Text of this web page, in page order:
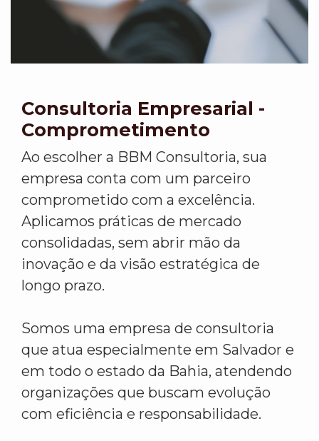
Consultoria Empresarial -
Comprometimento
Ao escolher a BBM Consultoria, sua
empresa conta com um parceiro
comprometido com a excelência.
Aplicamos práticas de mercado
consolidadas, sem abrir mão da
inovação e da visão estratégica de
longo prazo.
Somos uma empresa de consultoria
que atua especialmente em Salvador e
em todo o estado da Bahia, atendendo
organizações que buscam evolução
com eficiência e responsabilidade.